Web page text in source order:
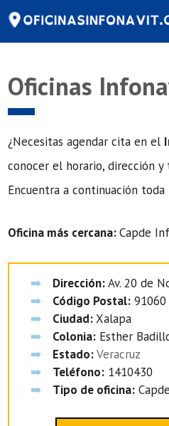
Saltar
Oficinas
¿Necesitas agendar cita en el
conocer el horario, dirección
Encuentra a continuación
Oficina más cercana:Capde
Dirección:Av. 20 de
Código Postal: 91060
Ciudad:Xalapa
Colonia: Esther
Estado:Veracruz
Teléfono: 1410430
Tipo de oficina: Capde